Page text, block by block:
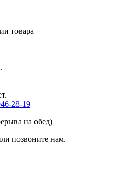
товара
28-19
на обед)
позвоните нам.